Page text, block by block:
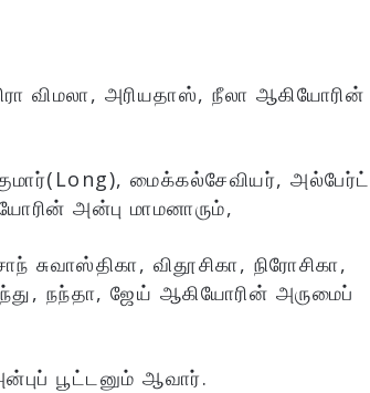
விமலா, அரியதாஸ், நீலா ஆகியோரின்
மைக்கல்சேவியர், அல்பேர்ட்
அன்பு மாமனாரும்,
சுவாஸ்திகா, விதூசிகா, நிரோசிகா,
நந்தா, ஜேய் ஆகியோரின் அருமைப்
பூட்டனும் ஆவார்.